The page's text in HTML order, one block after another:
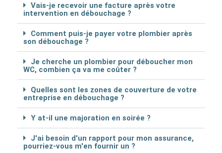
Vais-je recevoir une facture après votre
intervention en débouchage ?
Comment puis-je payer votre plombier après
son débouchage ?
Je cherche un plombier pour déboucher mon
WC, combien ça va me coûter ?
Quelles sont les zones de couverture de votre
entreprise en débouchage ?
Y at-il une majoration en soirée ?
J'ai besoin d'un rapport pour mon assurance,
pourriez-vous m'en fournir un ?